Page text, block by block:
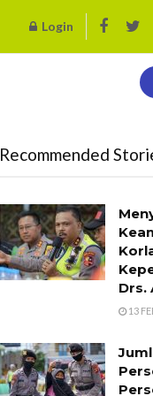
Login
Recommended
Drs.
13